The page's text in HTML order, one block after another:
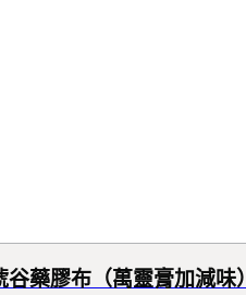
谷藥膠布（萬靈膏加減味）